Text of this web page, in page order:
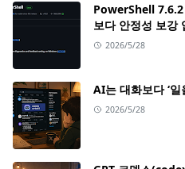
PowerShell
보다 안정성 보강
2026/5/28
AI는 대화보다 ‘
2026/5/28